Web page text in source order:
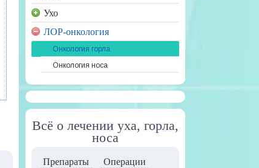
Ухо
ЛОР-онкология
Онкология горла
Онкология носа
Всё о лечении уха, горла,
носа
Препараты
Операции